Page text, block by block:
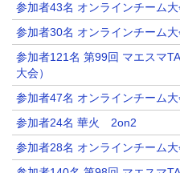
参加者43名 オンラインチーム
参加者30名 オンラインチーム
参加者121名 第99回 マエスマ
大会）
参加者47名 オンラインチーム
参加者24名 華火 2on2
参加者28名 オンラインチーム